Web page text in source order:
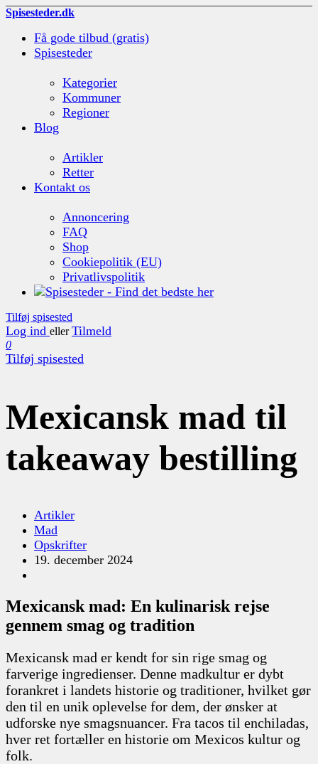
Spisesteder.dk
Få gode tilbud (gratis)
Spisesteder
Kategorier
Kommuner
Regioner
Blog
Artikler
Retter
Kontakt os
Annoncering
FAQ
Shop
Cookiepolitik (EU)
Privatlivspolitik
Tilføj spisested
Log ind eller Tilmeld
0
Tilføj spisested
Mexicansk mad til
takeaway bestilling
Artikler
Mad
Opskrifter
19. december 2024
Mexicansk mad: En kulinarisk rejse
gennem smag og tradition
Mexicansk mad er kendt for sin rige smag og
farverige ingredienser. Denne madkultur er dybt
forankret i landets historie og traditioner, hvilket gør
den til en unik oplevelse for dem, der ønsker at
udforske nye smagsnuancer. Fra tacos til enchiladas,
hver ret fortæller en historie om Mexicos kultur og
folk.